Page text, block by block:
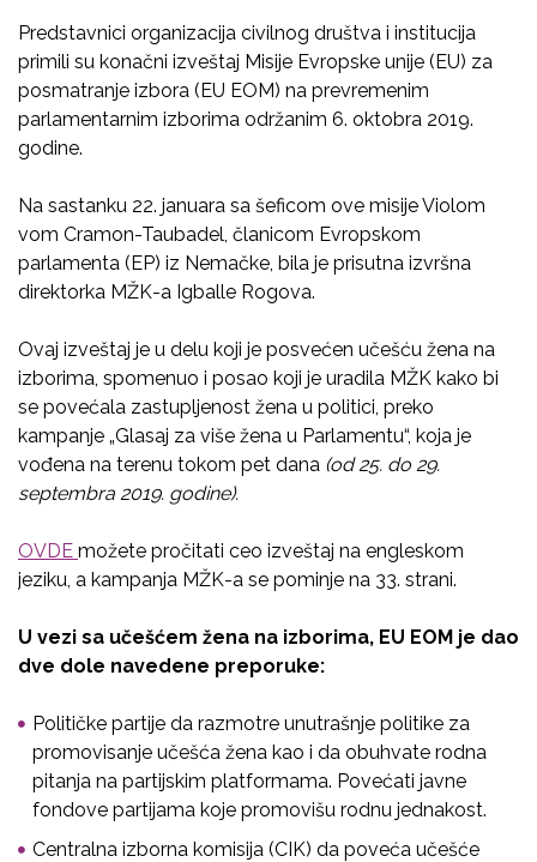
Predstavnici organizacija civilnog društva i institucija
primili su konačni izveštaj Misije Evropske unije (EU) za
posmatranje izbora (EU EOM) na prevremenim
parlamentarnim izborima održanim 6. oktobra 2019.
godine.
Na sastanku 22. januara sa šeficom ove misije Violom
vom Cramon-Taubadel, članicom Evropskom
parlamenta (EP) iz Nemačke, bila je prisutna izvršna
direktorka MŽK-a Igballe Rogova.
Ovaj izveštaj je u delu koji je posvećen učešću žena na
izborima, spomenuo i posao koji je uradila MŽK kako bi
se povećala zastupljenost žena u politici, preko
kampanje „Glasaj za više žena u Parlamentu“, koja je
vođena na terenu tokom pet dana (od 25. do 29.
septembra 2019. godine).
OVDE možete pročitati ceo izveštaj na engleskom
jeziku, a kampanja MŽK-a se pominje na 33. strani.
U vezi sa učešćem žena na izborima, EU EOM je dao
dve dole navedene preporuke:
Političke partije da razmotre unutrašnje politike za
promovisanje učešća žena kao i da obuhvate rodna
pitanja na partijskim platformama. Povećati javne
fondove partijama koje promovišu rodnu jednakost.
Centralna izborna komisija (CIK) da poveća učešće